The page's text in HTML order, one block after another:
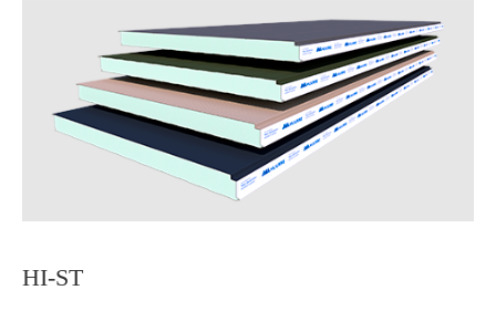
HI-ST